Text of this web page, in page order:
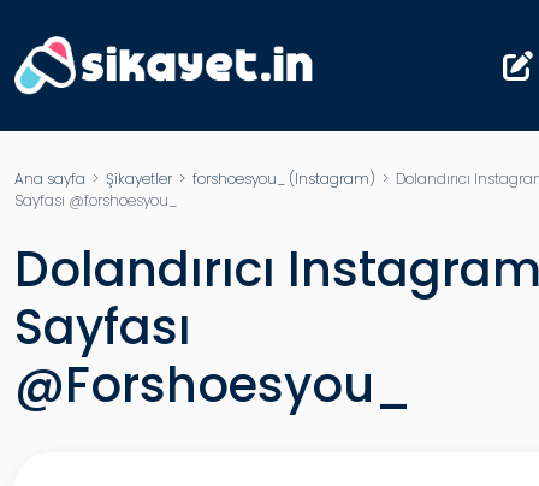
Ana sayfa > Şikayetler> forshoesyou_ (Instagram) > Dolandırıcı
Sayfası @forshoesyou_
Dolandırıcı
Sayfası
@forshoesyou_